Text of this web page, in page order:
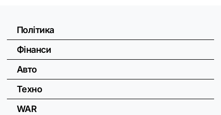
Політика
Фінанси
Авто
Техно
WAR